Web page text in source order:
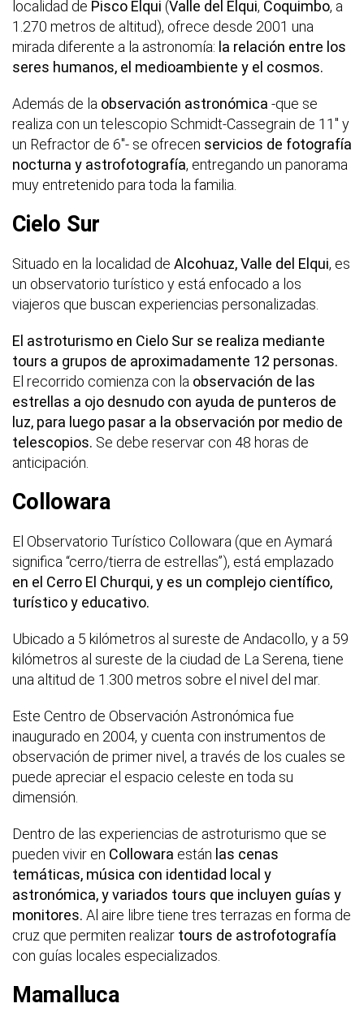
localidad de Pisco Elqui (Valle del Elqui, Coquimbo, a
1.270 metros de altitud), ofrece desde 2001 una
mirada diferente a la astronomía: la relación entre los
seres humanos, el medioambiente y el cosmos.
Además de la observación astronómica -que se
realiza con un telescopio Schmidt-Cassegrain de 11" y
un Refractor de 6"- se ofrecen servicios de fotografía
nocturna y astrofotografía, entregando un panorama
muy entretenido para toda la familia.
Cielo Sur
Situado en la localidad de Alcohuaz, Valle del Elqui, es
un observatorio turístico y está enfocado a los
viajeros que buscan experiencias personalizadas.
El astroturismo en Cielo Sur se realiza mediante
tours a grupos de aproximadamente 12 personas.
El recorrido comienza con la observación de las
estrellas a ojo desnudo con ayuda de punteros de
luz, para luego pasar a la observación por medio de
telescopios. Se debe reservar con 48 horas de
anticipación.
Collowara
El Observatorio Turístico Collowara (que en Aymará
significa “cerro/tierra de estrellas”), está emplazado
en el Cerro El Churqui, y es un complejo científico,
turístico y educativo.
Ubicado a 5 kilómetros al sureste de Andacollo, y a 59
kilómetros al sureste de la ciudad de La Serena, tiene
una altitud de 1.300 metros sobre el nivel del mar.
Este Centro de Observación Astronómica fue
inaugurado en 2004, y cuenta con instrumentos de
observación de primer nivel, a través de los cuales se
puede apreciar el espacio celeste en toda su
dimensión.
Dentro de las experiencias de astroturismo que se
pueden vivir en Collowara están las cenas
temáticas, música con identidad local y
astronómica, y variados tours que incluyen guías y
monitores. Al aire libre tiene tres terrazas en forma de
cruz que permiten realizar tours de astrofotografía
con guías locales especializados.
Mamalluca